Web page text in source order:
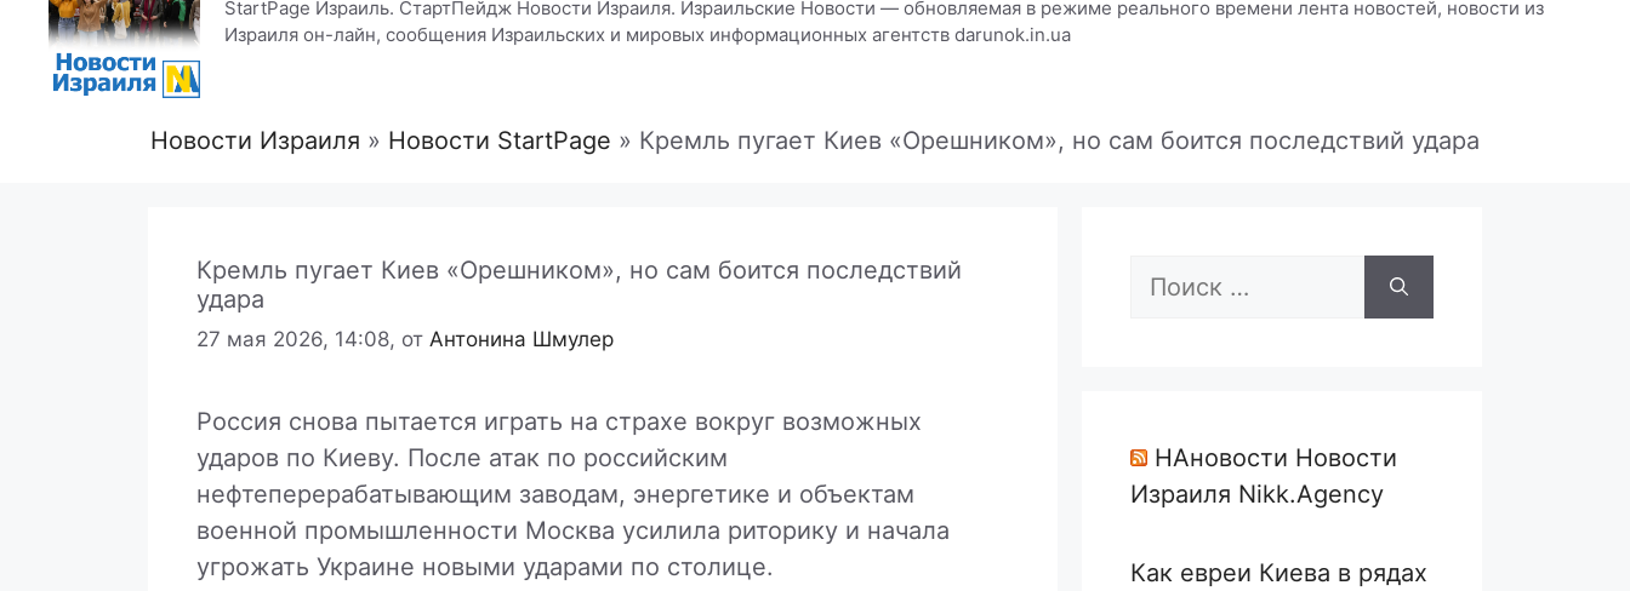
StartPage Израиль. СтартПейдж Новости Израиля. Израильские Новости — обновляемая в режиме реального времени лента новостей, новости из
Израиля он-лайн, сообщения Израильских и мировых информационных агентств darunok.in.ua
Новости Израиля » Новости StartPage » Кремль пугает Киев «Орешником», но сам боится последствий удара
Кремль пугает Киев «Орешником», но сам боится последствий
удара
27 мая 2026, 14:08, от Антонина Шмулер
Россия снова пытается играть на страхе вокруг возможных
ударов по Киеву. После атак по российским
нефтеперерабатывающим заводам, энергетике и объектам
военной промышленности Москва усилила риторику и начала
угрожать Украине новыми ударами по столице.
Поиск:
НАновости Новости
Израиля Nikk.Agency
Как евреи Киева в рядах